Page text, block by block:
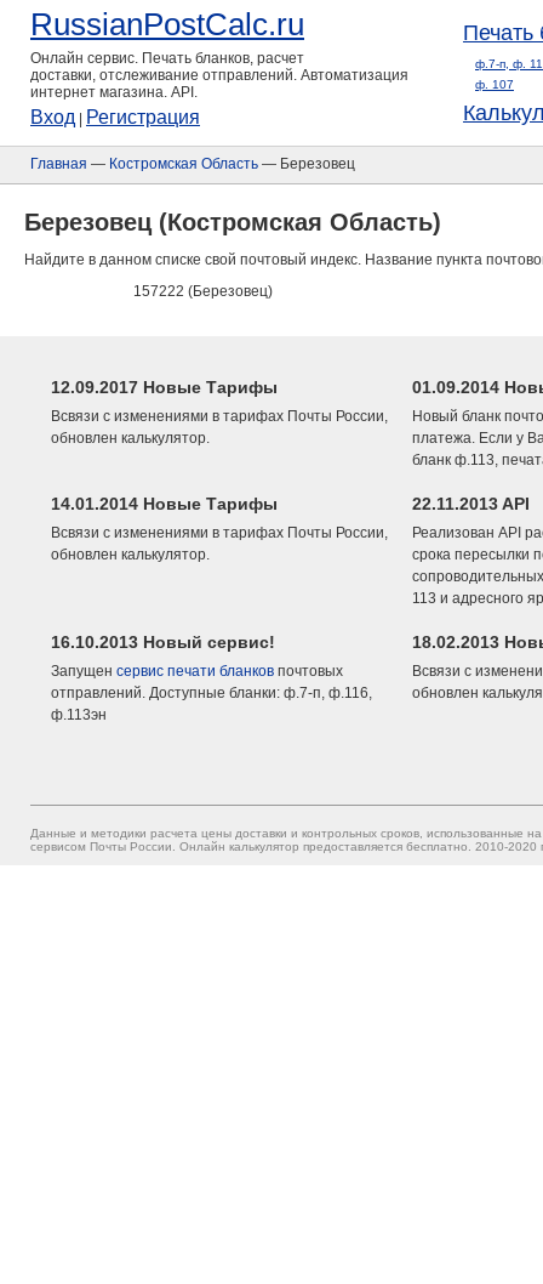
RussianPostCalc.ru
Онлайн сервис. Печать бланков, расчет
доставки, отслеживание отправлений. Автоматизация
интернет магазина. API.
Вход Регистрация
Печать
ф.7-п, ф.
ф. 107
Главная — Костромская Область — Березовец
Березовец (Костромская Область)
Найдите в данном списке свой почтовый индекс. Название пункта
157222 (Березовец)
12.09.2017 Новые Тарифы
Всвязи с изменениями в тарифах Почты России,
обновлен калькулятор.
01.09.2014
Новый бланк
платежа. Если у
бланк ф.113,
14.01.2014 Новые Тарифы
Всвязи с изменениями в тарифах Почты России,
обновлен калькулятор.
22.11.2013 API
Реализован API
срока пересылки
113 и адресного
16.10.2013 Новый сервис!
Запущен сервис печати бланков почтовых
отправлений. Доступные бланки: ф.7-п, ф.116,
ф.113эн
18.02.2013
Всвязи с
обновлен
Данные и методики расчета цены доставки и контрольных сроков, использованные
сервисом Почты России. Онлайн калькулятор предоставляется бесплатно. 2010-2020